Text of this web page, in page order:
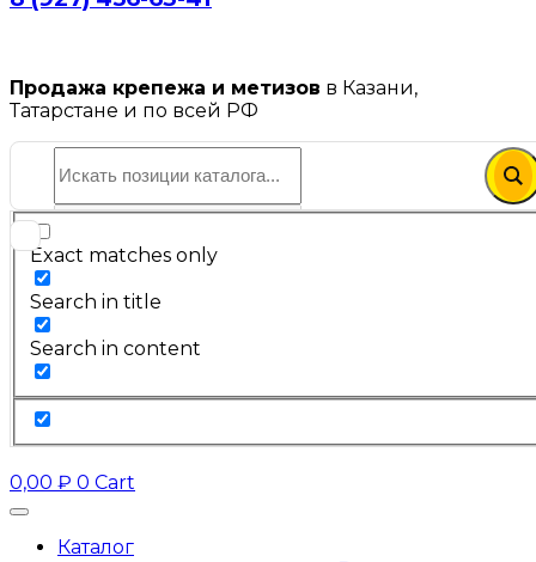
Продажа крепежа и метизов в Казани,
Татарстане и по всей РФ
Exact matches only
Search in title
Search in content
0,00 ₽ 0 Cart
Каталог